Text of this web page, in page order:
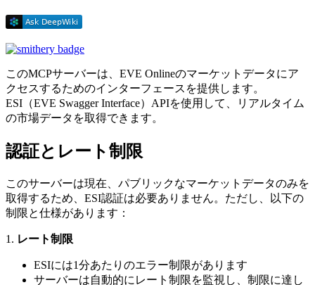
このMCPサーバーは、EVE Onlineのマーケットデータにア
クセスするためのインターフェースを提供します。
ESI（EVE Swagger Interface）APIを使用して、リアルタイム
の市場データを取得できます。
認証とレート制限
このサーバーは現在、パブリックなマーケットデータのみを
取得するため、ESI認証は必要ありません。ただし、以下の
制限と仕様があります：
1. レート制限
ESIには1分あたりのエラー制限があります
サーバーは自動的にレート制限を監視し、制限に達し